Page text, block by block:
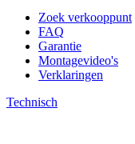
Zoek verkooppunt
FAQ
Garantie
Montagevideo's
Verklaringen
Technisch